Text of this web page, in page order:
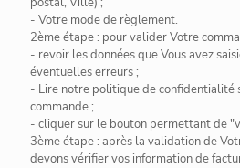
- Votre mode de règlement.
2ème étape : pour valider Votre
- revoir les données que Vous avez
éventuelles erreurs ;
- Lire notre politique de confidentialité
commande ;
- cliquer sur le bouton permettant de
3ème étape : après la validation de
devons vérifier vos information de